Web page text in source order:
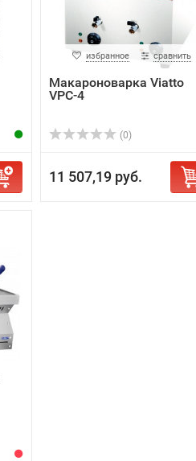
избранное сравнить
Макароноварка Viatto
VPC-4
(0)
11 507,19 руб.